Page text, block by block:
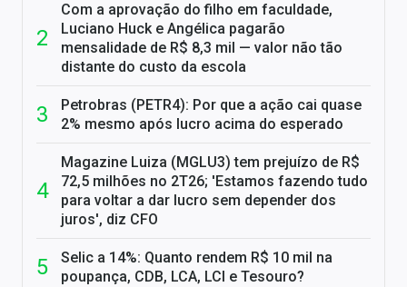
Com a aprovação do filho em faculdade,
Luciano Huck e Angélica pagarão
mensalidade de R$ 8,3 mil — valor não tão
distante do custo da escola
Petrobras (PETR4): Por que a ação cai quase
2% mesmo após lucro acima do esperado
Magazine Luiza (MGLU3) tem prejuízo de R$
72,5 milhões no 2T26; 'Estamos fazendo tudo
para voltar a dar lucro sem depender dos
juros', diz CFO
Selic a 14%: Quanto rendem R$ 10 mil na
poupança, CDB, LCA, LCI e Tesouro?